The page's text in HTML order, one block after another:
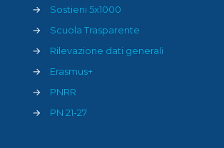
→
Sostieni 5x1000
→
Scuola Trasparente
→
Rilevazione dati generali
→
Erasmus+
→
PNRR
→
PN 21-27